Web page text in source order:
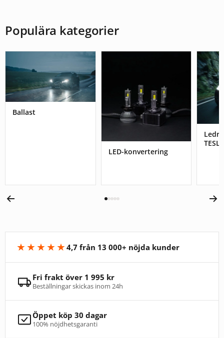
Populära kategorier
Ballast
LED-konvertering
★★★★★4,7 från 13 000+ nöjda kunder
Fri frakt över 1 995 kr
Beställningar skickas inom 24h
Öppet köp 30 dagar
100% nöjdhetsgaranti